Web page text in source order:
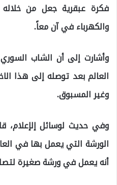
فكرة عبقرية جعل من
والكهرباء في آن معاً.
وأشارت إلى أن الشاب
العالم بعد توصله إلى هذا
وغير المسبوق.
وفي حديث لوسائل إلإعلام،
الورشة التي يعمل بها في
أنه يعمل في ورشة صغيرة